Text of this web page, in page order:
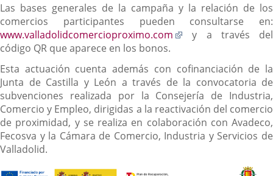
Las bases generales de la campaña y la relación de los
comercios participantes pueden consultarse en:
www.valladolidcomercioproximo.com
Enlace
aplicación
externa.
y a través del
código QR que aparece en los bonos.
Esta actuación cuenta además con cofinanciación de la
Junta de Castilla y León a través de la convocatoria de
subvenciones realizada por la Consejería de Industria,
Comercio y Empleo, dirigidas a la reactivación del comercio
de proximidad, y se realiza en colaboración con Avadeco,
Fecosva y la Cámara de Comercio, Industria y Servicios de
Valladolid.